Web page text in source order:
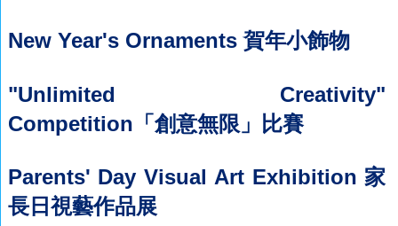
New Year's Ornaments 賀年小飾物
"Unlimited Creativity"
Competition「創意無限」比賽
Parents' Day Visual Art Exhibition 家
長日視藝作品展